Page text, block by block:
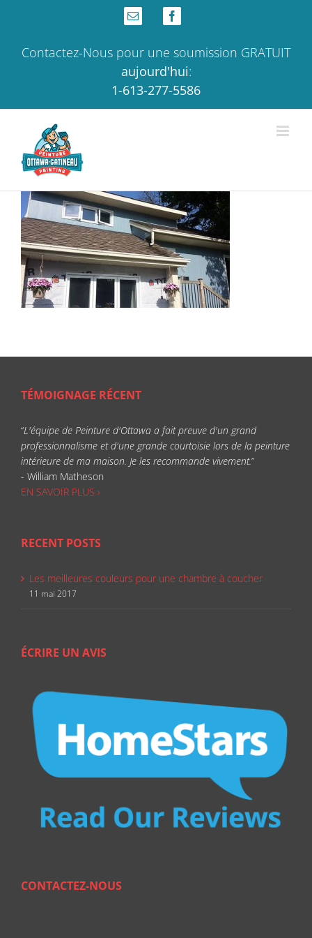
Email
Contactez-Nous pour une soumission GRATUIT
aujourd'hui:
1-613-277-5586
TÉMOIGNAGE RÉCENT
“L'équipe de Peinture d'Ottawa a fait preuve d'un grand
professionnalisme et d'une grande courtoisie lors de la peinture
intérieure de ma maison. Je les recommande vivement.”
- William Matheson
EN SAVOIR PLUS ›
RECENT POSTS
Les meilleures couleurs pour une chambre à coucher
11 mai 2017
ÉCRIRE UN AVIS
CONTACTEZ-NOUS